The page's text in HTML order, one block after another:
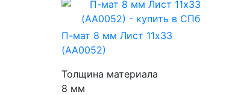
П-мат 8 мм Лист 11х33
(АА0052)
Толщина материала
8 мм